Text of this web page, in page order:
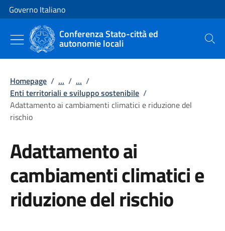
Vai al contenuto
Vai alla navigazione del sito
Governo Italiano
Conferenza Stato-città ed
autonomie locali Cerca
Homepage / ... / ... /
Enti territoriali e sviluppo sostenibile /
Adattamento ai cambiamenti climatici e riduzione del
rischio
Adattamento ai
cambiamenti climatici e
riduzione del rischio